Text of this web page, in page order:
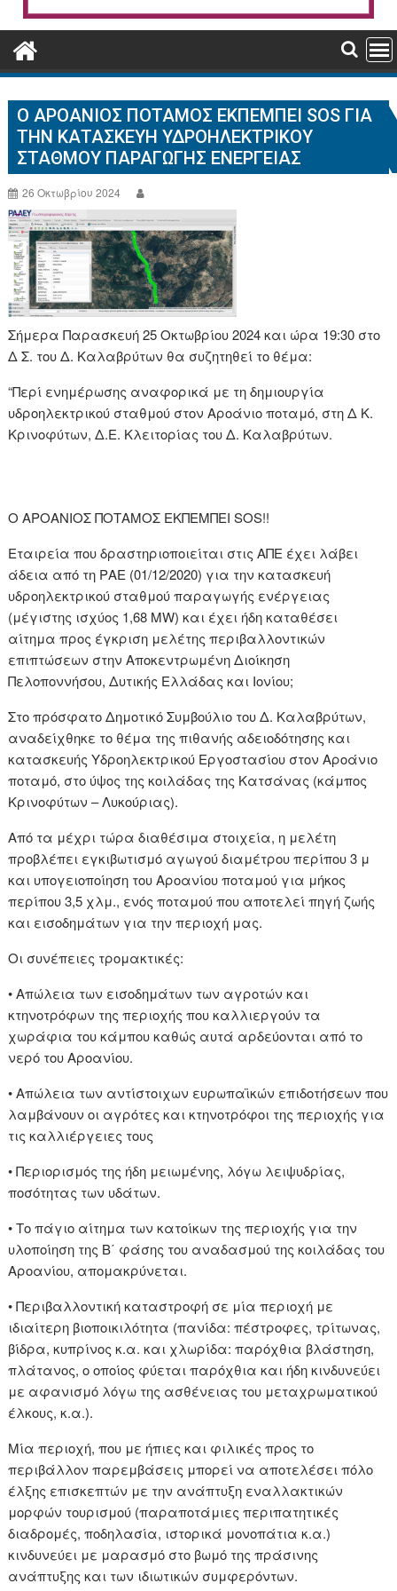
Ο ΑΡΟΆΝΙΟΣ ΠΟΤΑΜΌΣ ΕΚΠΈΜΠΕΙ SOS ΓΙΑ
ΤΗΝ ΚΑΤΑΣΚΕΥΉ ΥΔΡΟΗΛΕΚΤΡΙΚΟΎ
ΣΤΑΘΜΟΎ ΠΑΡΑΓΩΓΉΣ ΕΝΈΡΓΕΙΑΣ
26 Οκτωβρίου 2024
Σήμερα Παρασκευή 25 Οκτωβρίου 2024 και ώρα 19:30 στο
Δ Σ. του Δ. Καλαβρύτων θα συζητηθεί το θέμα:
“Περί ενημέρωσης αναφορικά με τη δημιουργία
υδροηλεκτρικού σταθμού στον Αροάνιο ποταμό, στη Δ Κ.
Κρινοφύτων, Δ.Ε. Κλειτορίας του Δ. Καλαβρύτων.
Ο ΑΡΟΑΝΙΟΣ ΠΟΤΑΜΟΣ ΕΚΠΕΜΠΕΙ SOS!!
Εταιρεία που δραστηριοποιείται στις ΑΠΕ έχει λάβει
άδεια από τη ΡΑΕ (01/12/2020) για την κατασκευή
υδροηλεκτρικού σταθμού παραγωγής ενέργειας
(μέγιστης ισχύος 1,68 MW) και έχει ήδη καταθέσει
αίτημα προς έγκριση μελέτης περιβαλλοντικών
επιπτώσεων στην Αποκεντρωμένη Διοίκηση
Πελοποννήσου, Δυτικής Ελλάδας και Ιονίου;
Στο πρόσφατο Δημοτικό Συμβούλιο του Δ. Καλαβρύτων,
αναδείχθηκε το θέμα της πιθανής αδειοδότησης και
κατασκευής Υδροηλεκτρικού Εργοστασίου στον Αροάνιο
ποταμό, στο ύψος της κοιλάδας της Κατσάνας (κάμπος
Κρινοφύτων – Λυκούριας).
Από τα μέχρι τώρα διαθέσιμα στοιχεία, η μελέτη
προβλέπει εγκιβωτισμό αγωγού διαμέτρου περίπου 3 μ
και υπογειοποίηση του Αροανίου ποταμού για μήκος
περίπου 3,5 χλμ., ενός ποταμού που αποτελεί πηγή ζωής
και εισοδημάτων για την περιοχή μας.
Οι συνέπειες τρομακτικές:
• Απώλεια των εισοδημάτων των αγροτών και
κτηνοτρόφων της περιοχής που καλλιεργούν τα
χωράφια του κάμπου καθώς αυτά αρδεύονται από το
νερό του Αροανίου.
• Απώλεια των αντίστοιχων ευρωπαϊκών επιδοτήσεων που
λαμβάνουν οι αγρότες και κτηνοτρόφοι της περιοχής για
τις καλλιέργειες τους
• Περιορισμός της ήδη μειωμένης, λόγω λειψυδρίας,
ποσότητας των υδάτων.
• Το πάγιο αίτημα των κατοίκων της περιοχής για την
υλοποίηση της Β΄ φάσης του αναδασμού της κοιλάδας του
Αροανίου, απομακρύνεται.
• Περιβαλλοντική καταστροφή σε μία περιοχή με
ιδιαίτερη βιοποικιλότητα (πανίδα: πέστροφες, τρίτωνας,
βίδρα, κυπρίνος κ.α. και χλωρίδα: παρόχθια βλάστηση,
πλάτανος, ο οποίος φύεται παρόχθια και ήδη κινδυνεύει
με αφανισμό λόγω της ασθένειας του μεταχρωματικού
έλκους, κ.α.).
Μία περιοχή, που με ήπιες και φιλικές προς το
περιβάλλον παρεμβάσεις μπορεί να αποτελέσει πόλο
έλξης επισκεπτών με την ανάπτυξη εναλλακτικών
μορφών τουρισμού (παραποτάμιες περιπατητικές
διαδρομές, ποδηλασία, ιστορικά μονοπάτια κ.α.)
κινδυνεύει με μαρασμό στο βωμό της πράσινης
ανάπτυξης και των ιδιωτικών συμφερόντων.